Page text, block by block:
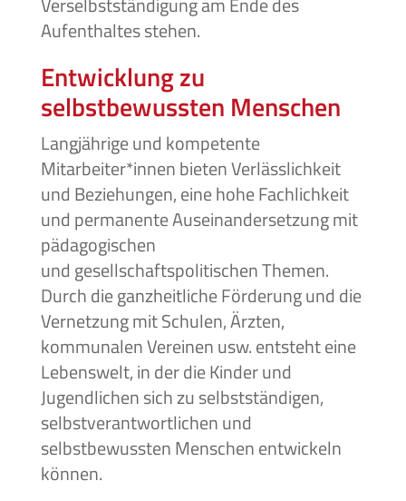
Aufenthaltes stehen.
Entwicklung zu
selbstbewussten Menschen
Langjährige und kompetente
Mitarbeiter*innen bieten Verlässlichkeit
und Beziehungen, einehohe Fachlichkeit
und permanente Auseinandersetzung mit
pädagogischen
und gesellschaftspolitischen Themen.
Durch die ganzheitliche Förderung und die
Vernetzung mit Schulen, Ärzten,
kommunalen Vereinen usw. entsteht eine
Lebenswelt, in der die Kinder und
Jugendlichen sich zu selbstständigen,
selbstverantwortlichen und
selbstbewussten Menschen entwickeln
können.